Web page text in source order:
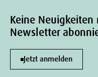
Keine Neuigkeiten
Newsletter
Jetzt anmelden